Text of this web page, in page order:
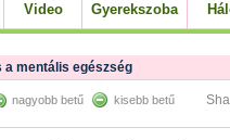
Video Gyerekszoba
a mentális egészség
nagyobb betű kisebb betű